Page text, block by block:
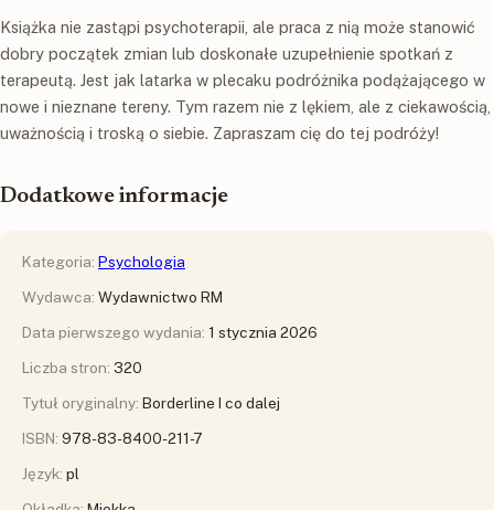
Książka nie zastąpi psychoterapii, ale praca z nią może stanowić
dobry początek zmian lub doskonałe uzupełnienie spotkań z
terapeutą. Jest jak latarka w plecaku podróżnika podążającego w
nowe i nieznane tereny. Tym razem nie z lękiem, ale z ciekawością,
uważnością i troską o siebie. Zapraszam cię do tej podróży!
Dodatkowe informacje
Kategoria: Psychologia
Wydawca: Wydawnictwo RM
Data pierwszego wydania: 1 stycznia 2026
Liczba stron: 320
Tytuł oryginalny: Borderline I co dalej
ISBN: 978-83-8400-211-7
Język: pl